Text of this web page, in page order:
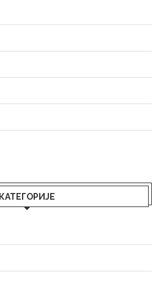
КАТЕГОРИЈЕ